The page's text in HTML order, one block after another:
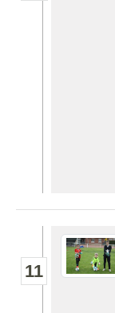
11